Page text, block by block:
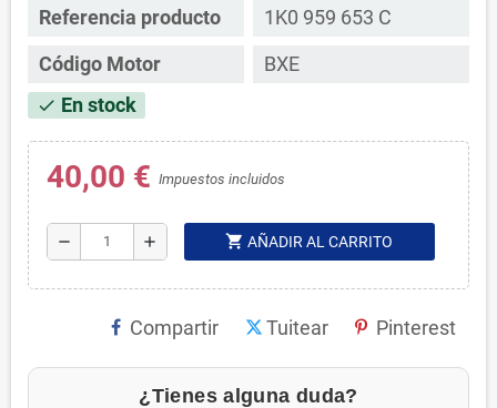
Referencia producto
1K0 959 653 C
Código Motor
BXE
check En stock
40,00 € Impuestos incluidos
remove add shopping_cart AÑADIR AL CARRITO
Compartir Tuitear Pinterest
¿Tienes alguna duda?